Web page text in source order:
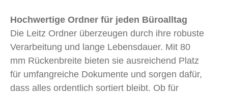
Hochwertige Ordner für jeden Büroalltag
Die Leitz Ordner überzeugen durch ihre robuste
Verarbeitung und lange Lebensdauer. Mit 80
mm Rückenbreite bieten sie ausreichend Platz
für umfangreiche Dokumente und sorgen dafür,
dass alles ordentlich sortiert bleibt. Ob für